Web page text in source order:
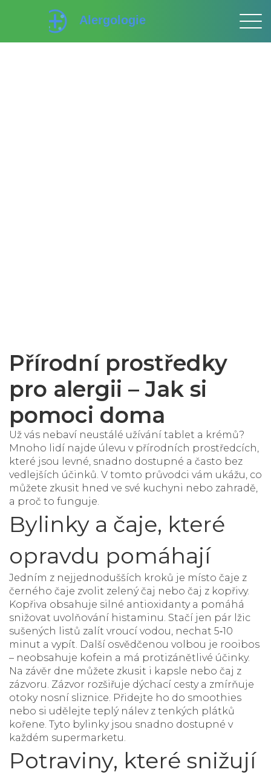
Přírodní prostředky
pro alergii – Jak si
pomoci doma
Už vás nebaví neustálé užívání tablet a krémů?
Mnoho lidí najde úlevu v přírodních prostředcích,
které jsou levné, snadno dostupné a často bez
vedlejších účinků. V tomto průvodci vám ukážu, co
můžete zkusit hned ve své kuchyni nebo zahradě,
a proč to funguje.
Bylinky a čaje, které
opravdu pomáhají
Jedním z nejjednodušších kroků je místo čaje z
černého čaje zvolit zelený čaj nebo čaj z kopřivy.
Kopřiva obsahuje silné antioxidanty a pomáhá
snižovat uvolňování histaminu. Stačí jen pár lžic
sušených listů zalít vroucí vodou, nechat 5‑10
minut a vypít. Další osvědčenou volbou je rooibos
– neobsahuje kofein a má protizánětlivé účinky.
Na závěr dne můžete zkusit i kapsle nebo čaj z
zázvoru. Zázvor rozšiřuje dýchací cesty a zmírňuje
otoky nosní sliznice. Přidejte ho do smoothies
nebo si udělejte teplý nálev z tenkých plátků
kořene. Tyto bylinky jsou snadno dostupné v
každém supermarketu.
Potraviny, které snižují